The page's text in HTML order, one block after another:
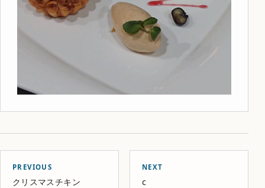
PREVIOUS
クリスマスチキン
NEXT
c